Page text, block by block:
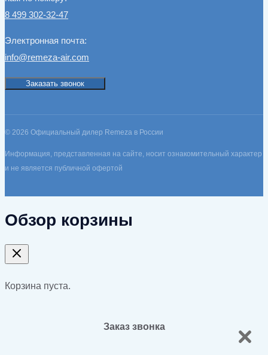
8 499 302-32-47
Электронная почта:
info@remeza-air.com
Заказать звонок
© 2026 Официальный дилер Remeza в России
Информация, представленная на сайте, носит ознакомительный характер
и не является публичной офертой
Обзор корзины
Корзина пуста.
Заказ звонка